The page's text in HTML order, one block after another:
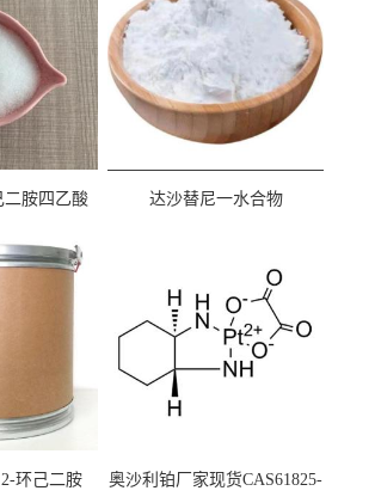
二胺四乙酸
达沙替尼一水合物
环己二胺
奥沙利铂厂家现货CAS61825-